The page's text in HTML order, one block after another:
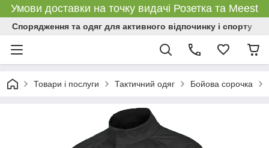
Умови доставки на точку видачі Розетка та Meest
Спорядження та одяг для активного відпочинку і спорту
Товари і послуги Тактичний одяг Бойова сорочка